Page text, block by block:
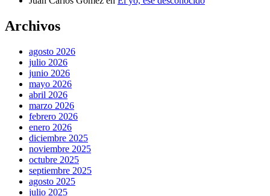
Archivos
agosto 2026
julio 2026
junio 2026
mayo 2026
abril 2026
marzo 2026
febrero 2026
enero 2026
diciembre 2025
noviembre 2025
octubre 2025
septiembre 2025
agosto 2025
julio 2025